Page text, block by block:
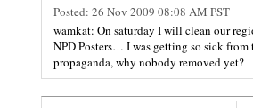
Posted: 26 Nov 2009 08:08 AM PST
wamkat: On saturday I will clean our
NPD Posters… I was getting so sick from
propaganda, why nobody removed yet?